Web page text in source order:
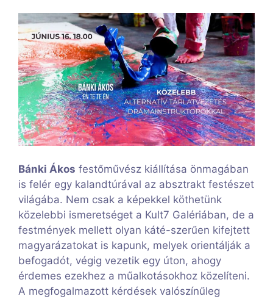
Bánki Ákos festőművész kiállítása önmagában
is felér egy kalandtúrával az absztrakt festészet
világába. Nem csak a képekkel köthetünk
közelebbi ismeretséget a Kult7 Galériában, de a
festmények mellett olyan káté-szerűen kifejtett
magyarázatokat is kapunk, melyek orientálják a
befogadót, végig vezetik egy úton, ahogy
érdemes ezekhez a műalkotásokhoz közelíteni.
A megfogalmazott kérdések valószínűleg